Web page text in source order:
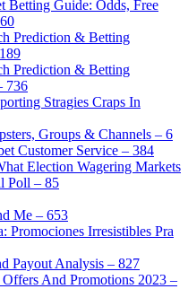
Betting Guide: Odds, Free
Prediction & Betting
Prediction & Betting
736
Stragies Craps In
Groups & Channels – 6
Customer Service – 384
Election Wagering Markets
Poll – 85
Me – 653
Promociones Irresistibles Pra
Payout Analysis – 827
And Promotions 2023 –